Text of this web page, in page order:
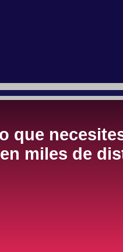
que
miles de